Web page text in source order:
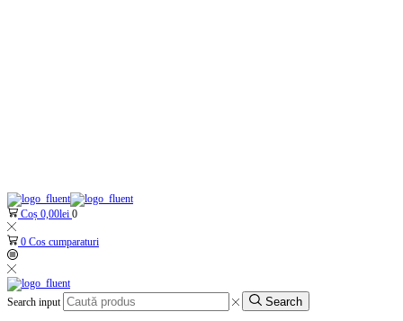
Coș 0,00lei 0
0 Cos cumparaturi
Search input Search